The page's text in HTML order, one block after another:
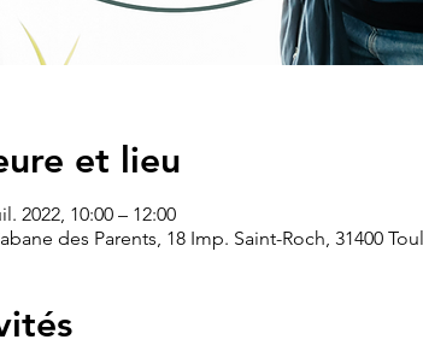
et lieu
2022, 10:00 – 12:00
des Parents, 18 Imp. Saint-Roch, 31400